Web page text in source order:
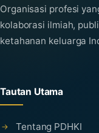
Organisasi profesi
kolaborasi ilmiah,
ketahanan keluarga
Tautan Utama
Tentang PDHKI